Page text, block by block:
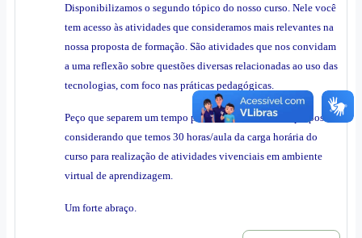
Disponibilizamos o segundo tópico do nosso curso. Nele você
tem acesso às atividades que consideramos mais relevantes na
nossa proposta de formação. São atividades que nos convidam
a uma reflexão sobre questões diversas relacionadas ao uso das
tecnologias, com foco nas práticas pedagógicas.
Peço que separem um tempo para fazer as atividades propostas,
considerando que temos 30 horas/aula da carga horária do
curso para realização de atividades vivenciais em ambiente
virtual de aprendizagem.
Um forte abraço.